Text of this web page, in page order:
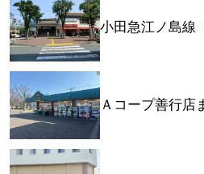
小田急江ノ島線
Ａコープ善行店